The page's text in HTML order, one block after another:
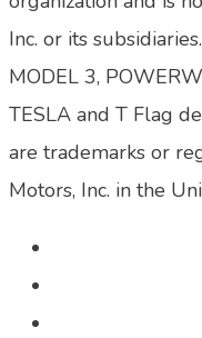
Inc. or its
MODEL 3,
TESLA and T Flag
are trademarks or
Motors, Inc. in the